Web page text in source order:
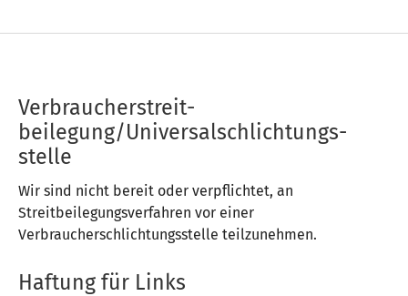
Verbraucher­streit­
beilegung/Universal­schlichtungs­
stelle
Wir sind nicht bereit oder verpflichtet, an
Streitbeilegungsverfahren vor einer
Verbraucherschlichtungsstelle teilzunehmen.
Haftung für Links